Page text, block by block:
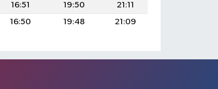
16:51 19:50
21:11
16:50 19:48 21:09